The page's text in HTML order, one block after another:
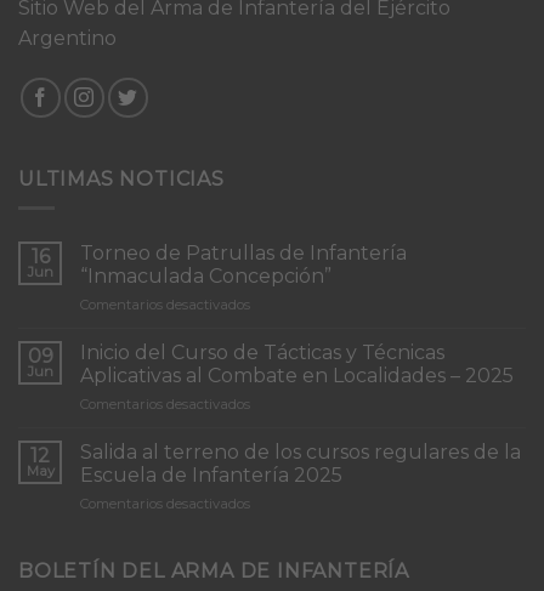
Sitio Web del Arma de Infantería del Ejército
Argentino
ULTIMAS NOTICIAS
16
Jun
Torneo de Patrullas de Infantería
“Inmaculada Concepción”
Comentarios desactivadosen
de
Patrullas
de
Infantería
Concepción”
09
Jun
Inicio del Curso de Tácticas y Técnicas
Aplicativas al Combate en Localidades – 2025
Comentarios desactivadosen
del
Curso
de
Tácticas
Aplicativas
12
May
Salida al terreno de los cursos regulares de la
Escuela de Infantería 2025
Comentarios desactivadosen
terreno
BOLETÍN DEL ARMA DE INFANTERÍA